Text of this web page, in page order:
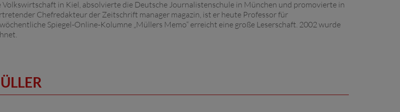
in Kiel, absolvierte die Deutsche Journalistenschule in München und promovierte in
Chefredakteur der Zeitschrift manager magazin, ist er heute Professor für
Spiegel-Online-Kolumne „Müllers Memo“ erreicht eine große Leserschaft. 2002 wurde